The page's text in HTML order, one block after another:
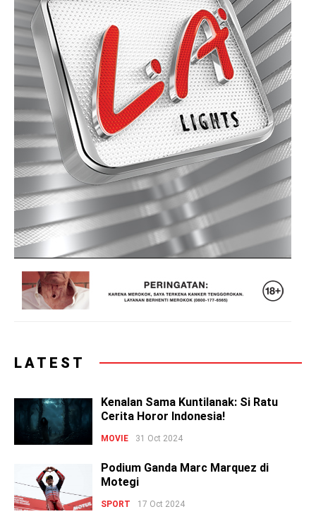
LATEST
Kenalan Sama Kuntilanak: Si Ratu
Cerita Horor Indonesia!
MOVIE 31 Oct 2024
Podium Ganda Marc Marquez di
Motegi
SPORT 17 Oct 2024